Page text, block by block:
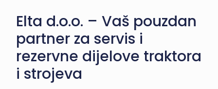
Elta d.o.o. – Vaš pouzdan
partner za servis i
rezervne dijelove traktora
i strojeva